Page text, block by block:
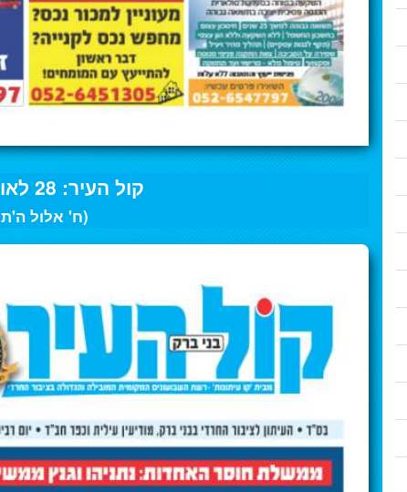
קול העיר: 28 לאוגוסט 2020
(ח' אלול